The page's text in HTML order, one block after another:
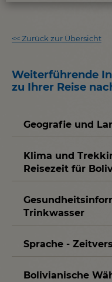
<<Zurück zur Übersicht
Weiterführende
zu Ihrer Reise
Geografie und
Klima und
Reisezeit für
Trinkwasser
Sprache -
Bolivianische